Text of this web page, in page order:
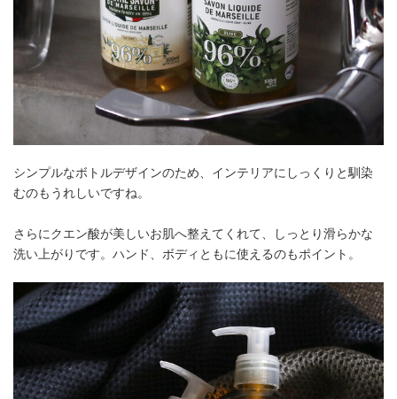
シンプルなボトルデザインのため、インテリアにしっくりと馴染
むのもうれしいですね。
さらにクエン酸が美しいお肌へ整えてくれて、しっとり滑らかな
洗い上がりです。ハンド、ボディともに使えるのもポイント。